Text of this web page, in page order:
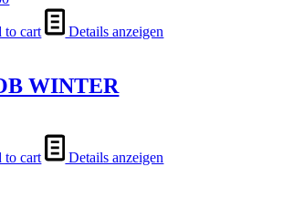
to cart Details anzeigen
WINTER
to cart Details anzeigen